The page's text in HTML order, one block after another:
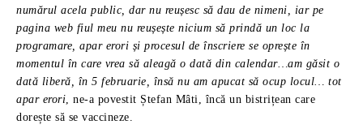
numărul acela public, dar nu reușesc să dau de nimeni, iar pe
pagina web fiul meu nu reușește nicium să prindă un loc la
programare, apar erori și procesul de înscriere se oprește în
momentul în care vrea să aleagă o dată din calendar…am găsit o
dată liberă, în 5 februarie, însă nu am apucat să ocup locul… tot
apar erori, ne-a povestit Ștefan Mâti, încă un bistrițean care
dorește să se vaccineze.